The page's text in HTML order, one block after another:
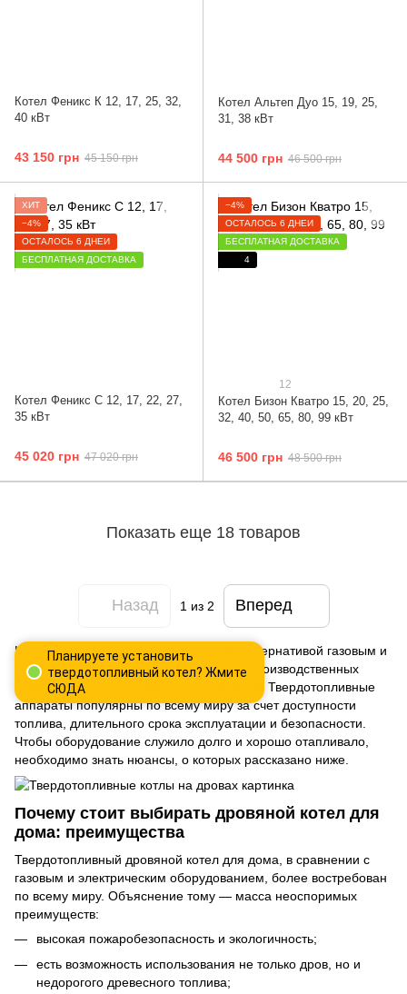
Котел Феникс К 12, 17, 25, 32,
40 кВт
43 150 грн 45 150 грн
Котел Альтеп Дуо 15, 19, 25,
31, 38 кВт
44 500 грн 46 500 грн
ХИТ
−4%
ОСТАЛОСЬ 6 ДНЕЙ
БЕСПЛАТНАЯ ДОСТАВКА
Котел Феникс С 12, 17, 22, 27,
35 кВт
45 020 грн 47 020 грн
−4%
ОСТАЛОСЬ 6 ДНЕЙ
БЕСПЛАТНАЯ ДОСТАВКА
4
12
Котел Бизон Кватро 15, 20, 25,
32, 40, 50, 65, 80, 99 кВт
46 500 грн 48 500 грн
Показать еще 18 товаров
Назад 1 из 2 Вперед
Планируете установить
твердотопливный котел? Жмите
СЮДА
Котел на дровах считается хорошей альтернативой газовым и
электрическим приборам для жилых и производственных
помещений, а также теплиц или гаражей. Твердотопливные
аппараты популярны по всему миру за счет доступности
топлива, длительного срока эксплуатации и безопасности.
Чтобы оборудование служило долго и хорошо отапливало,
необходимо знать нюансы, о которых рассказано ниже.
Почему стоит выбирать дровяной котел для
дома: преимущества
Твердотопливный дровяной котел для дома, в сравнении с
газовым и электрическим оборудованием, более востребован
по всему миру. Объяснение тому — масса неоспоримых
преимуществ:
высокая пожаробезопасность и экологичность;
есть возможность использования не только дров, но и
недорогого древесного топлива;